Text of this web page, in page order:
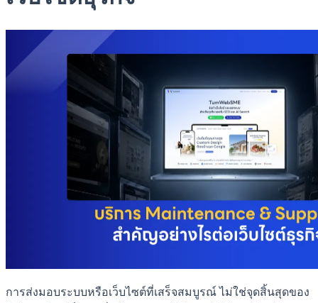
การส่งมอบระบบหรือเว็บไซต์ที่เสร็จสมบูรณ์ ไม่ใช่จุดสิ้นสุดของ